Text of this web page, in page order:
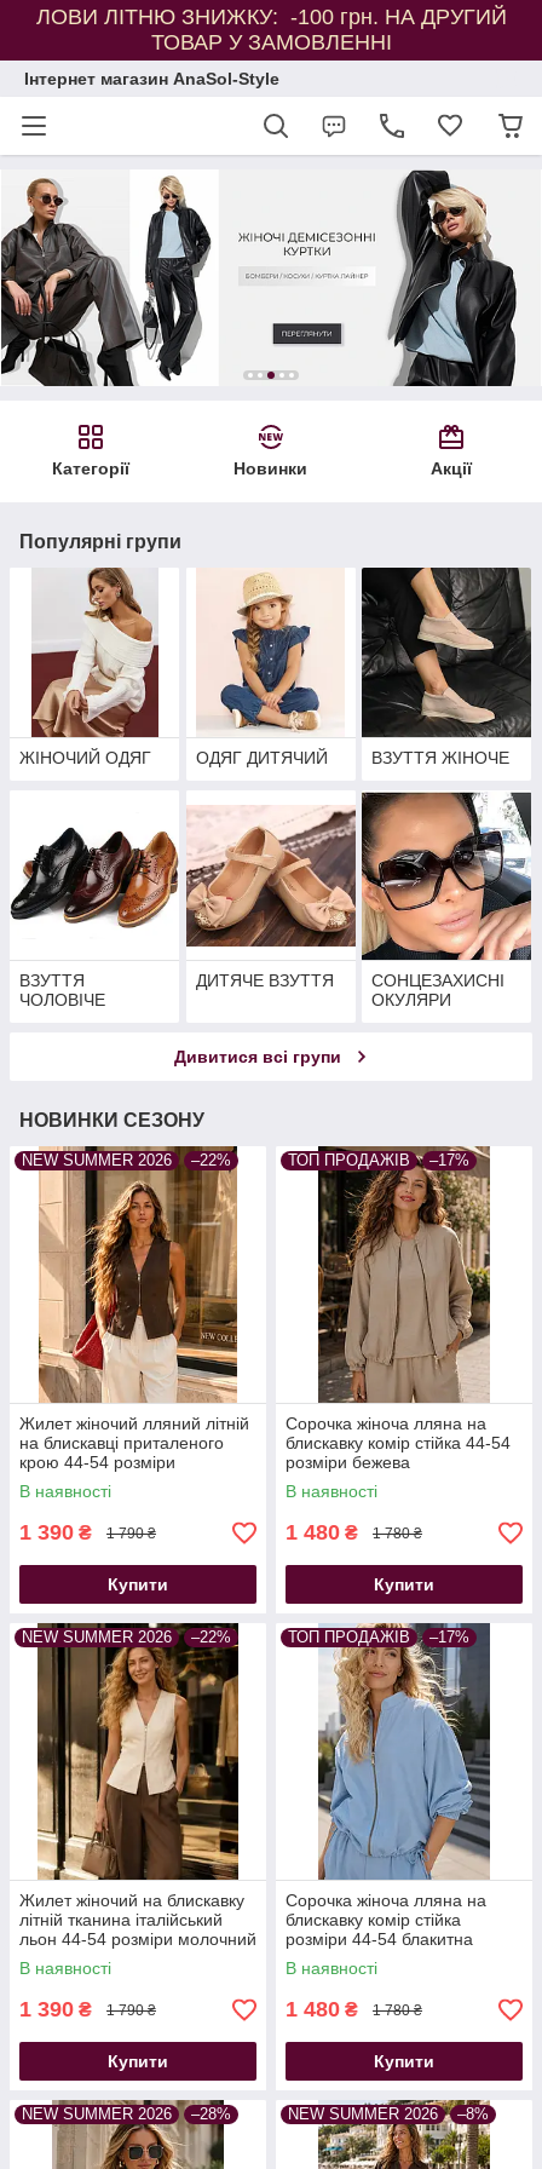
ЛОВИ ЛІТНЮ ЗНИЖКУ: -100 грн. НА ДРУГИЙ
ТОВАР У ЗАМОВЛЕННІ
Інтернет магазин AnaSol-Style
Категорії Новинки Акції
Популярні групи
ЖІНОЧИЙ ОДЯГ ОДЯГ ДИТЯЧИЙ ВЗУТТЯ ЖІНОЧЕ
ВЗУТТЯ
ЧОЛОВІЧЕ
ДИТЯЧЕ ВЗУТТЯ
СОНЦЕЗАХИСНІ
ОКУЛЯРИ
Дивитися всі групи
НОВИНКИ СЕЗОНУ
NEW SUMMER 2026 –22%
Жилет жіночий лляний літній
на блискавці приталеного
крою 44-54 розміри
коричневий
В наявності
1 390 ₴ 1 790 ₴
Купити
ТОП ПРОДАЖІВ –17%
Сорочка жіноча лляна на
блискавку комір стійка 44-54
розміри бежева
В наявності
1 480 ₴ 1 780 ₴
Купити
NEW SUMMER 2026 –22%
Жилет жіночий на блискавку
літній тканина італійський
льон 44-54 розміри молочний
В наявності
1 390 ₴ 1 790 ₴
Купити
ТОП ПРОДАЖІВ –17%
Сорочка жіноча лляна на
блискавку комір стійка
розміри 44-54 блакитна
В наявності
1 480 ₴ 1 780 ₴
Купити
NEW SUMMER 2026 –28% NEW SUMMER 2026 –8%